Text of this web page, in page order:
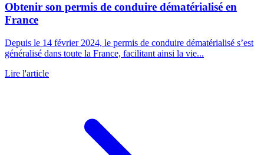
Obtenir son permis de conduire dématérialisé en
France
Depuis le 14 février 2024, le permis de conduire dématérialisé s’est
généralisé dans toute la France, facilitant ainsi la vie...
Lire l'article